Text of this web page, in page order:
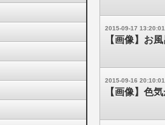
2015-09-17 13:20:01
【画像】お
2015-09-16 20:10:01
【画像】色